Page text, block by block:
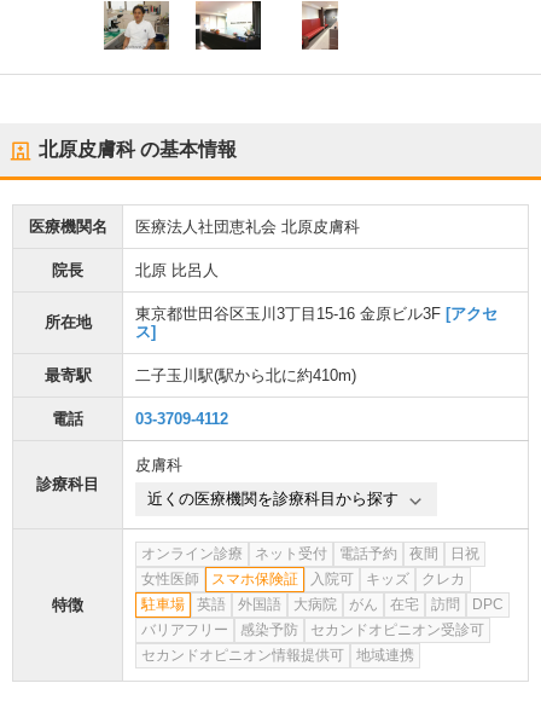
北原皮膚科の基本情報
医療機関名 医療法人社団恵礼会 北原皮膚科
院長 北原 比呂人
所在地 東京都世田谷区玉川3丁目15-16 金原ビル3F [アクセ
ス]
最寄駅 二子玉川駅(駅から北に約410m)
電話 03-3709-4112
診療科目
皮膚科
近くの医療機関を診療科目から探す
特徴
オンライン診療 ネット受付 電話予約 夜間
日祝
女性医師
スマホ保険証 入院可 キッズ
クレカ
駐車場
英語 外国語 大病院 がん 在宅 訪問
DPC
バリアフリー
感染予防
セカンドオピニオン受診可
セカンドオピニオン情報提供可
地域連携